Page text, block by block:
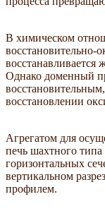
В химическом
восстановительно-
восстанавливается
Однако доменный
восстановлении
Агрегатом для
печь шахтного
горизонтальных
вертикальном
профилем.